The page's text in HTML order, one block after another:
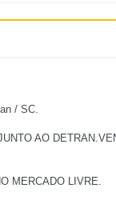
/ SC.
AO
MERCADO LIVRE.